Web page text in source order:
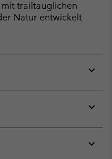
trailtauglichen
Natur entwickelt
or
or